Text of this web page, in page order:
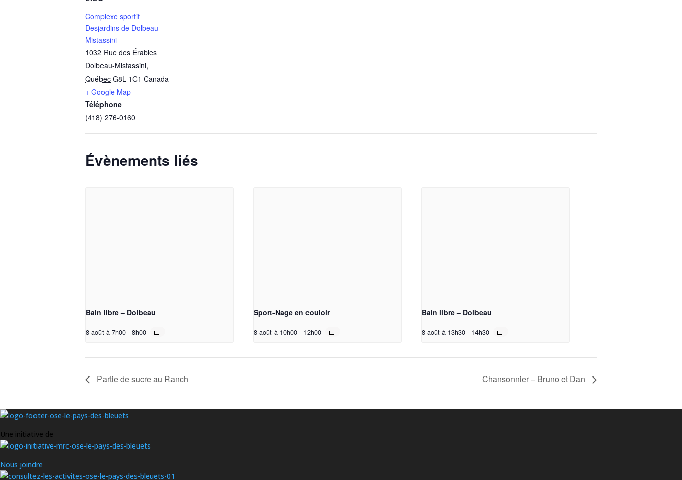
Complexe sportif
Desjardins de Dolbeau-
Mistassini
1032 Rue des Érables
Dolbeau-Mistassini,
Québec G8L 1C1 Canada
+ Google Map
Téléphone
(418) 276-0160
Évènements liés
Bain libre – Dolbeau
8 août à 7h00 - 8h00
Sport-Nage en couloir
8 août à 10h00 - 12h00
Bain libre – Dolbeau
8 août à 13h30 - 14h30
Partie de sucre au Ranch Chansonnier – Bruno et Dan
Une initiative de
Nous joindre